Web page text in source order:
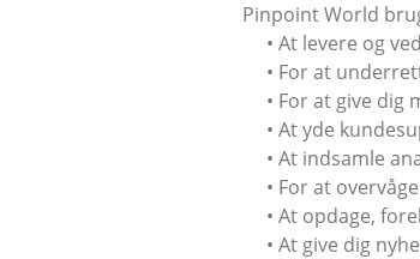
Pinpoint World
• At levere og
• For at
• For at give dig
• At yde
• At indsamle
• For at
• At opdage,
• At give dig